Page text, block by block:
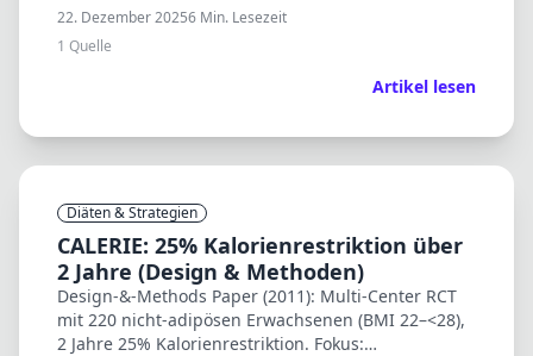
22. Dezember 20256 Min. Lesezeit
1 Quelle
Artikel lesen
Diäten & Strategien
CALERIE: 25% Kalorienrestriktion über
2 Jahre (Design & Methoden)
Design-&-Methods Paper (2011): Multi-Center RCT
mit 220 nicht-adipösen Erwachsenen (BMI 22–<28),
2 Jahre 25% Kalorienrestriktion. Fokus: